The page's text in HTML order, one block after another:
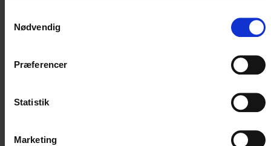
Læs mere om brugen af cookies på vores hjemmeside ved
Læs mere om vores behandling af personoplysningerher.
Nødvendig
Præferencer
Statistik
Marketing